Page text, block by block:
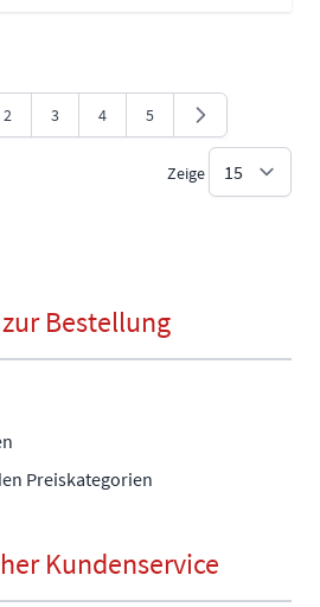
gerade die Seite
Seite
2 Seite
3 Seite
4 Seite
5
Zeige
Bestellung
Preiskategorien
Kundenservice